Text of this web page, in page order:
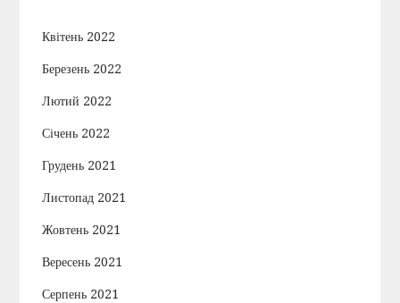
Квітень 2022
Березень 2022
Лютий 2022
Січень 2022
Грудень 2021
Листопад 2021
Жовтень 2021
Вересень 2021
Серпень 2021